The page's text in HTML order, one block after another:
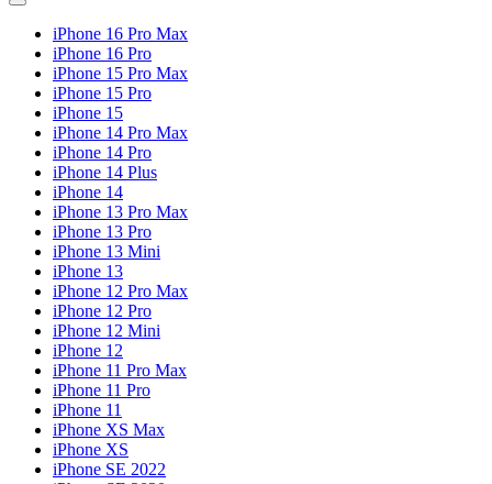
Menu
ToggleiPhone 16 Pro Max
iPhone 16 Pro
iPhone 15 Pro Max
iPhone 15 Pro
iPhone 15
iPhone 14 Pro Max
iPhone 14 Pro
iPhone 14 Plus
iPhone 14
iPhone 13 Pro Max
iPhone 13 Pro
iPhone 13 Mini
iPhone 13
iPhone 12 Pro Max
iPhone 12 Pro
iPhone 12 Mini
iPhone 12
iPhone 11 Pro Max
iPhone 11 Pro
iPhone 11
iPhone XS Max
iPhone XS
iPhone SE 2022